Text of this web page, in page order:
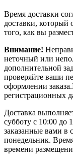
Время доставки
доставки, который
того, как вы
Внимание!
неточный или
дополнительной
проверяйте ваши
оформлении
регистрационных
Доставка
субботу с 10:00 до
заказанные вами в
понедельник.
времени